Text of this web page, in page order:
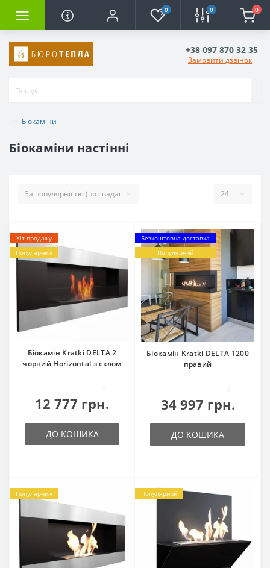
0 0 0
+38 097 870 32 35
Замовити дзвінок
Біокаміни
Біокаміни настінні
Хіт продажу
Популярний
Біокамін Kratki DELTA 2
чорний Horizontal з склом
12 777 грн.
ДО КОШИКА
Безкоштовна доставка
Популярний
Біокамін Kratki DELTA 1200
правий
34 997 грн.
ДО КОШИКА
Популярний Популярний